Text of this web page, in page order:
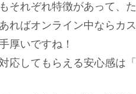
それぞれ特徴があって、
ればオンライン中ならカ
厚いですね！
応してもらえる安心感は